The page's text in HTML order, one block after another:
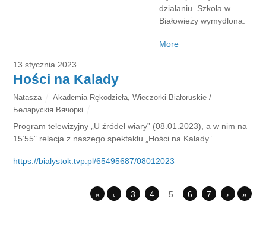
działaniu. Szkoła w
Białowieży wymydlona.
More
13 stycznia 2023
Hości na Kalady
Natasza Akademia Rękodzieła, Wieczorki Białoruskie /
Беларускія Вячоркі
Program telewizyjny „U źródeł wiary” (08.01.2023), a w nim na
15’55” relacja z naszego spektaklu „Hości na Kalady”
https://bialystok.tvp.pl/65495687/08012023
« ‹ 3 4 5 6 7 › »